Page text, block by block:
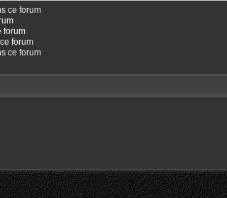
ce forum
forum
forum
ce forum